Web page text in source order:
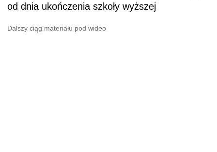
od dnia ukończenia szkoły wyższej
Dalszy ciąg materiału pod wideo